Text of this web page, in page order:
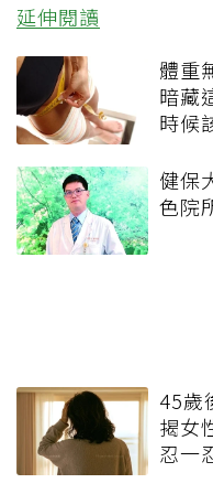
延伸閱讀
體重
暗藏
時候
健保
色院
45歲
揭女
忍一